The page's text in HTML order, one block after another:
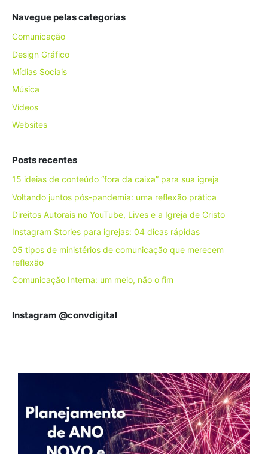
Navegue pelas categorias
Comunicação
Design Gráfico
Mídias Sociais
Música
Vídeos
Websites
Posts recentes
15 ideias de conteúdo “fora da caixa” para sua igreja
Voltando juntos pós-pandemia: uma reflexão prática
Direitos Autorais no YouTube, Lives e a Igreja de Cristo
Instagram Stories para igrejas: 04 dicas rápidas
05 tipos de ministérios de comunicação que merecem
reflexão
Comunicação Interna: um meio, não o fim
Instagram @convdigital